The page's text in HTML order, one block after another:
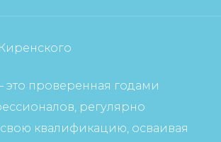
проверенная годами
регулярно
квалификацию, осваивая